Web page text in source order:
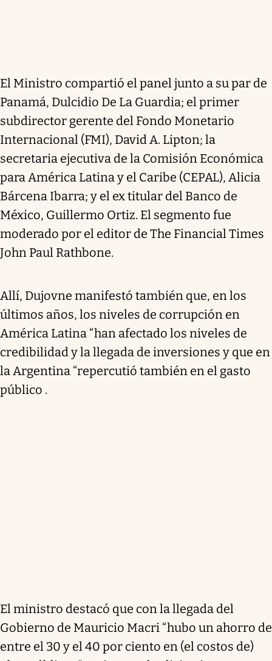
El Ministro compartió el panel junto a su par de
Panamá, Dulcidio De La Guardia; el primer
subdirector gerente del Fondo Monetario
Internacional (FMI), David A. Lipton; la
secretaria ejecutiva de la Comisión Económica
para América Latina y el Caribe (CEPAL), Alicia
Bárcena Ibarra; y el ex titular del Banco de
México, Guillermo Ortiz. El segmento fue
moderado por el editor de The Financial Times
John Paul Rathbone.
Allí, Dujovne manifestó también que, en los
últimos años, los niveles de corrupción en
América Latina “han afectado los niveles de
credibilidad y la llegada de inversiones y que en
la Argentina “repercutió también en el gasto
público .
El ministro destacó que con la llegada del
Gobierno de Mauricio Macri “hubo un ahorro de
entre el 30 y el 40 por ciento en (el costos de)